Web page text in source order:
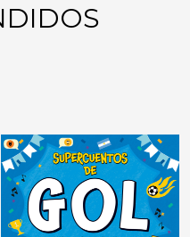
GIMNASIA MENTAL:
JUEGOS DE LÓGICA